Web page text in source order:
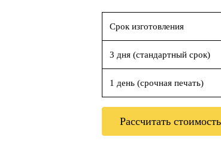
Срок изготовления
3 дня (стандартный срок)
1 день (срочная печать)
Рассчитать стоимость